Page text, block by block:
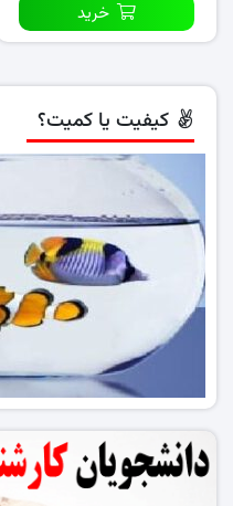
خرید
کیفیت یا کمیت؟